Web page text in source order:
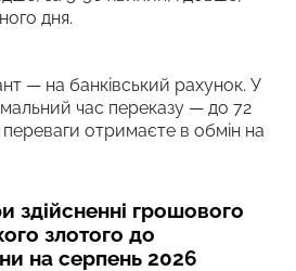
дня.
— на банківський рахунок. У
час переказу — до 72
отримаєте в обмін на
здійсненні грошового
злотого до
на серпень 2026